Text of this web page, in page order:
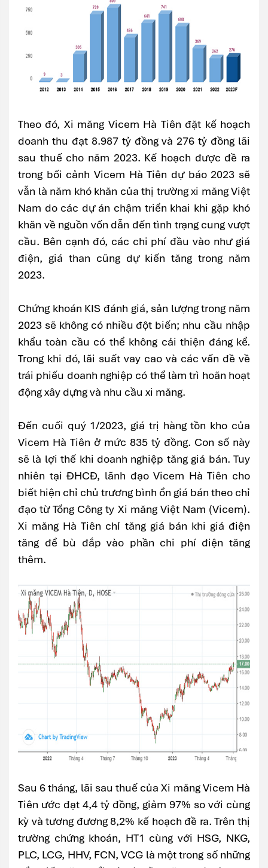
Theo đó, Xi măng Vicem Hà Tiên đặt kế hoạch
doanh thu đạt 8.987 tỷ đồng và 276 tỷ đồng lãi
sau thuế cho năm 2023. Kế hoạch được đề ra
trong bối cảnh Vicem Hà Tiên dự báo 2023 sẽ
vẫn là năm khó khăn của thị trường xi măng Việt
Nam do các dự án chậm triển khai khi gặp khó
khăn về nguồn vốn dẫn đến tình trạng cung vượt
cầu. Bên cạnh đó, các chi phí đầu vào như giá
điện, giá than cũng dự kiến tăng trong năm
2023.
Chứng khoán KIS đánh giá, sản lượng trong năm
2023 sẽ không có nhiều đột biến; nhu cầu nhập
khẩu toàn cầu có thể không cải thiện đáng kể.
Trong khi đó, lãi suất vay cao và các vấn đề về
trái phiếu doanh nghiệp có thể làm trì hoãn hoạt
động xây dựng và nhu cầu xi măng.
Đến cuối quý 1/2023, giá trị hàng tồn kho của
Vicem Hà Tiên ở mức 835 tỷ đồng. Con số này
sẽ là lợi thế khi doanh nghiệp tăng giá bán. Tuy
nhiên tại ĐHCĐ, lãnh đạo Vicem Hà Tiên cho
biết hiện chỉ chủ trương bình ổn giá bán theo chỉ
đạo từ Tổng Công ty Xi măng Việt Nam (Vicem).
Xi măng Hà Tiên chỉ tăng giá bán khi giá điện
tăng để bù đắp vào phần chi phí điện tăng
thêm.
Sau 6 tháng, lãi sau thuế của Xi măng Vicem Hà
Tiên ước đạt 4,4 tỷ đồng, giảm 97% so với cùng
kỳ và tương đương 8,2% kế hoạch đề ra. Trên thị
trường chứng khoán, HT1 cùng với HSG, NKG,
PLC, LCG, HHV, FCN, VCG là một trong số những